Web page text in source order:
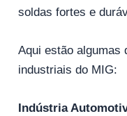
soldas fortes e
Aqui estão algumas
industriais do MIG:
Indústria